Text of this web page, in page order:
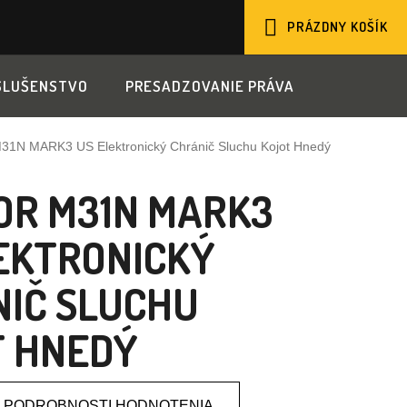
KOŠÍK
PRÁZDNY KOŠÍK
PRESADZOVANIE PRÁVA
MARK3 US Elektronický Chránič Sluchu Kojot Hnedý
M31N MARK3
SLUCHU
HNEDÝ